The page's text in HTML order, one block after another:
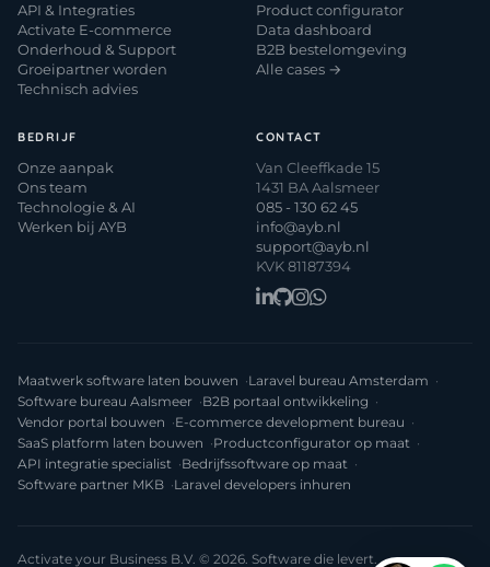
API & Integraties
Activate E-commerce
Onderhoud & Support
Groeipartner worden
Technisch advies
Product configurator
Data dashboard
B2B bestelomgeving
Alle cases →
BEDRIJF
Onze aanpak
Ons team
Technologie & AI
Werken bij AYB
CONTACT
Van Cleeffkade 15
1431 BA Aalsmeer
085 - 130 62 45
info@ayb.nl
support@ayb.nl
KVK 81187394
Maatwerk software laten bouwen
Laravel bureau Amsterdam
Software bureau Aalsmeer
B2B portaal ontwikkeling
Vendor portal bouwen
E-commerce development bureau
SaaS platform laten bouwen
Productconfigurator op maat
API integratie specialist
Bedrijfssoftware op maat
Software partner MKB
Laravel developers inhuren
Activate your Business B.V. © 2026. Software die levert.